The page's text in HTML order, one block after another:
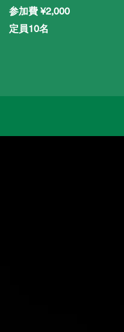
参加費 ¥2,000
定員10名